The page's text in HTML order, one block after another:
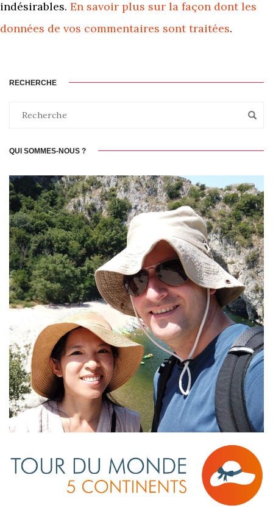
indésirables. En savoir plus sur la façon dont les
données de vos commentaires sont traitées.
RECHERCHE
QUI SOMMES-NOUS ?